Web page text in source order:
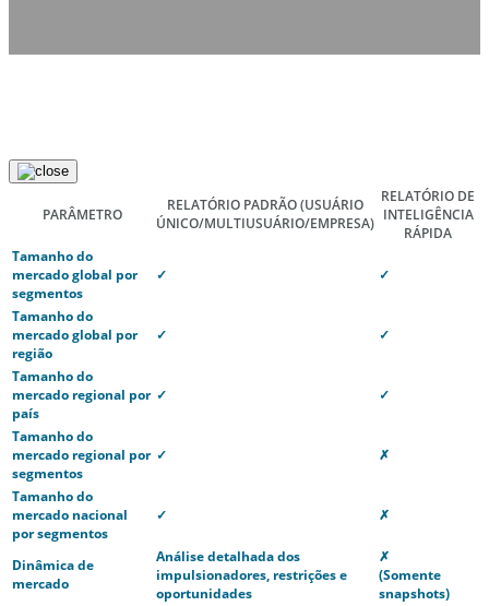
PARÂMETRO
RELATÓRIO PADRÃO(USUÁRIO
ÚNICO/MULTIUSUÁRIO/EMPRESA)
RELATÓRIO DE
INTELIGÊNCIA
RÁPIDA
Tamanho do
mercado global por
segmentos
✓ ✓
Tamanho do
mercado global por
região
✓ ✓
Tamanho do
mercado regional por
país
✓ ✓
Tamanho do
mercado regional por
segmentos
✓ ✗
Tamanho do
mercado nacional
por segmentos
✓ ✗
Dinâmica de
mercado
Análise detalhada dos
impulsionadores, restrições e
oportunidades
✗
(Somente
snapshots)